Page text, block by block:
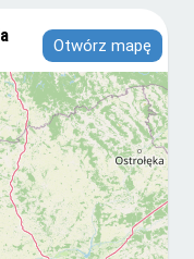
Otwórz mapę